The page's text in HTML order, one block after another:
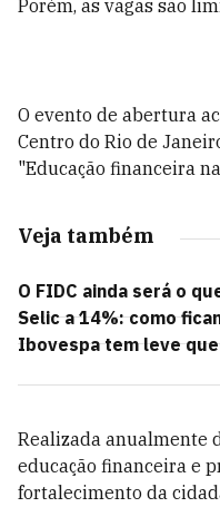
Porém, as vagas são
O evento de abertura
Centro do Rio de
"Educação financeira
Veja também
O FIDC ainda será o
Selic a 14%: como
Ibovespa tem leve
Realizada anualmente
educação financeira e
fortalecimento da